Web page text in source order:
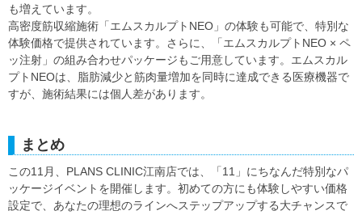
も増えています。
高密度筋収縮施術「エムスカルプトNEO」の体験も可能で、特別な
体験価格で提供されています。さらに、「エムスカルプトNEO × ペ
ッ注射」の組み合わせパッケージもご用意しています。エムスカル
プトNEOは、脂肪減少と筋肉量増加を同時に達成できる医療機器で
すが、施術結果には個人差があります。
まとめ
この11月、PLANS CLINIC江南店では、「11」にちなんだ特別なパ
ッケージイベントを開催します。初めての方にも体験しやすい価格
設定で、あなたの理想のラインへステップアップする大チャンスで